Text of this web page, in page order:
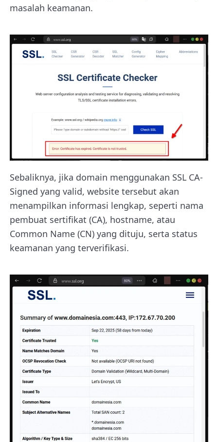
masalah keamanan.
Sebaliknya, jika domain menggunakan SSL CA-
Signed yang valid, website tersebut akan
menampilkan informasi lengkap, seperti nama
pembuat sertifikat (CA), hostname, atau
Common Name (CN) yang dituju, serta status
keamanan yang terverifikasi.